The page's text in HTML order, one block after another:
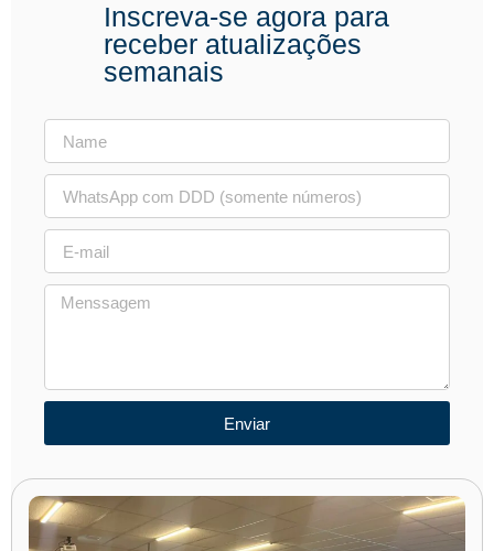
Inscreva-se agora para
receber atualizações
semanais
Enviar